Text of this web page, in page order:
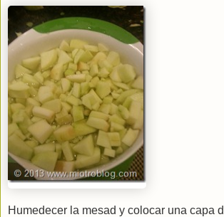
Humedecer la mesad y colocar una capa